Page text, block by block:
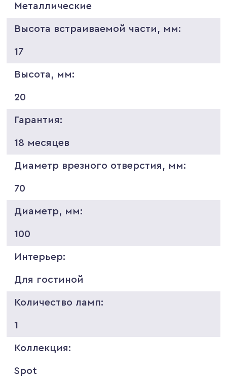
Металлические
Высота встраиваемой части, мм:
17
Высота, мм:
20
Гарантия:
18 месяцев
Диаметр врезного отверстия, мм:
70
Диаметр, мм:
100
Интерьер:
Для гостиной
Количество ламп:
1
Коллекция:
Spot